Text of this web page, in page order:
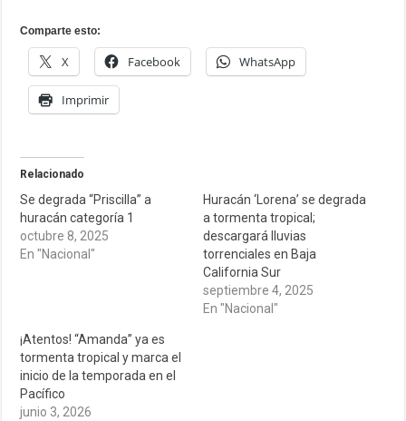
Comparte esto:
X Facebook WhatsApp
Imprimir
Relacionado
Se degrada “Priscilla” a
huracán categoría 1
octubre 8, 2025
En "Nacional"
Huracán ‘Lorena’ se degrada
a tormenta tropical;
descargará lluvias
torrenciales en Baja
California Sur
septiembre 4, 2025
En "Nacional"
¡Atentos! “Amanda” ya es
tormenta tropical y marca el
inicio de la temporada en el
Pacífico
junio 3, 2026